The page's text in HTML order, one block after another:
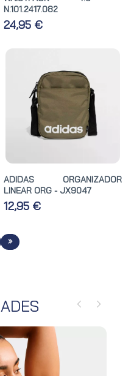
N.101.2417.082
24,95 €
ADIDAS ORGANIZADOR
LINEAR ORG - JX9047
12,95 €
»